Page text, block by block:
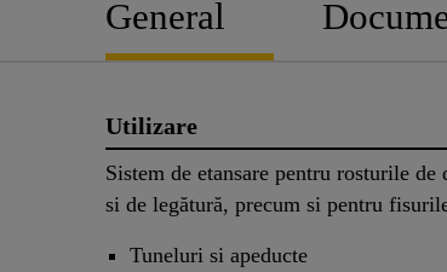
General
Utilizare
Sistem de etansare pentru rosturile
si de legătură, precum si pentru
Tuneluri si apeducte